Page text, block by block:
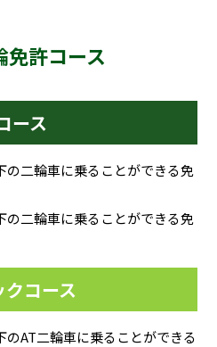
免許コース
ース
の二輪車に乗ることができる免
の二輪車に乗ることができる免
コース
AT二輪車に乗ることができる